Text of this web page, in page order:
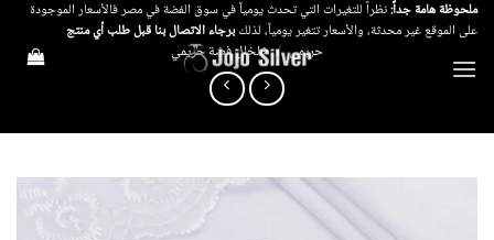
تخطي
للمحتوى
ملحوظة هامة جداً:نظراً للتغيرات التي تحدث يومياً في سوق الفضة في مصر فالأسعار الموجودة
على الموقع غير محدثة، والأسعار تتغير يومياً، لذلكبرجاء الاتصال بنا قبل طلب أي منتج
حريمي / خلخال فضة حريمي